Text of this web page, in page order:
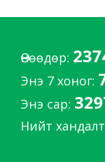
Өнөөдөр:
Энэ 7 хоног:
Энэ сар:
Нийт хандалт